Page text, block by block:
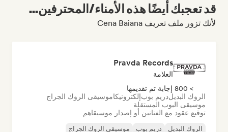
قد تعجبك أيضًا هذه الأمناء/المحترفين...
لأنك تزور ملف تعريف Cena Baiana
Pravda Records
العلامة
> 800 إجابة تم تقديمها
الروك البديلدريم بوبإلكترونيكاموسيقى الروك الجراج
موسيقى البوب المستقلة
توقيع عقود مع الفنانين أو إصدار موسيقاهم
الروك البديل دريم بوب موسيقى الروك الجراج